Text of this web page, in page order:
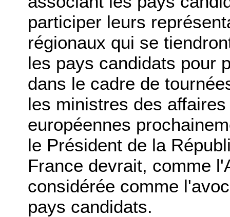
participer leurs
régionaux qui se
les pays candidats pour
dans le cadre de
les ministres des
européennes
le Président de la
France devrait, comme
considérée comme
pays candidats.